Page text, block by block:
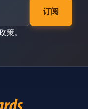
订阅
策。